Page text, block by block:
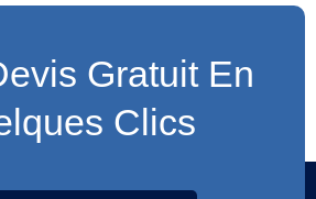
Gratuit En
Clics